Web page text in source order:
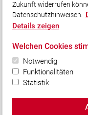
Social Media
Bleiben Sie mit uns
mit uns!
© 2026 Freiwillige
Zukunft widerrufen
Datenschutzhinweisen.
Details zeigen
Welchen Cookies
Notwendig
Funktionalitäten
Statistik